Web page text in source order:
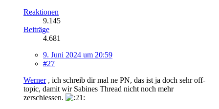
Reaktionen
9.145
Beiträge
4.681
9. Juni 2024 um 20:59
#27
Werner, ich schreib dir mal ne PN, das ist ja doch sehr off-
topic, damit wir Sabines Thread nicht noch mehr
zerschiessen.